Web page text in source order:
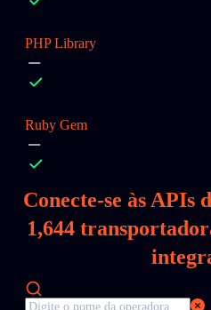
PHP Library
Ruby Gem
Conecte-se às APIs
1,644